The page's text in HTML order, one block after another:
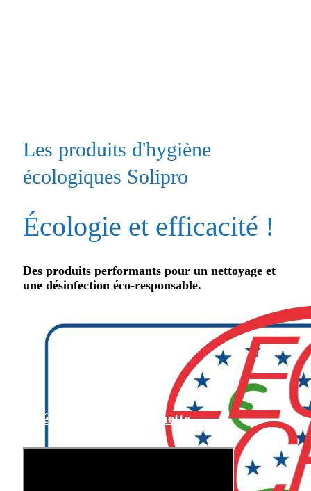
Les produits d'hygiène
écologiques Solipro
Écologie et efficacité !
Des produits performants pour un nettoyage et
une désinfection éco-responsable.
Télécharger notre plaquette